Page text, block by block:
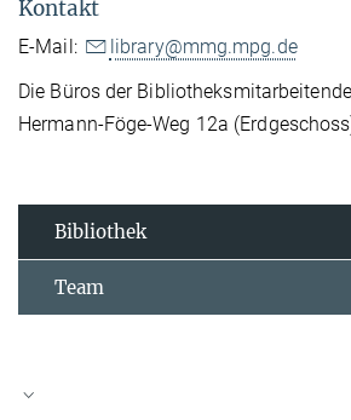
Kontakt
E-Mail:
library@mmg.mpg.de
Die Büros der
Hermann-Föge-Weg 12a
Bibliothek
Team